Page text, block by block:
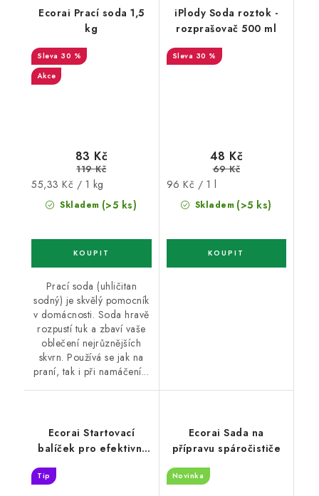
Ecorai Prací soda 1,5
kg
30 %
Akce
Skladem (>5 ks)
83 Kč
119 Kč
Měrná
cena:
55,33 Kč / 1 kg
Prací soda (uhličitan
sodný) je skvělý pomocník
v domácnosti. Soda hravě
rozpustí tuk a zbaví vaše
oblečení nejrůznějších
skvrn. Používá se jak na
praní, tak i při namáčení...
iPlody Soda roztok -
rozprašovač 500 ml
30 %
Skladem (>5 ks)
48 Kč
69 Kč
Měrná
cena:
96 Kč / 1 l
Ecorai Startovací
balíček pro efektivní
Tip
Ecorai Sada na
přípravu spáročističe
Novinka